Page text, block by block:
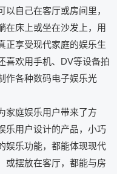
自己在客厅或房间里，
在床上或坐在沙发上，用
正享受现代家庭的娱乐生
喜欢用手机、DV等设备拍
作各种数码电子娱乐光
家庭娱乐用户带来了方
乐用户设计的产品，小巧
娱乐功能，都能体现现代
或摆放在客厅，都能与房